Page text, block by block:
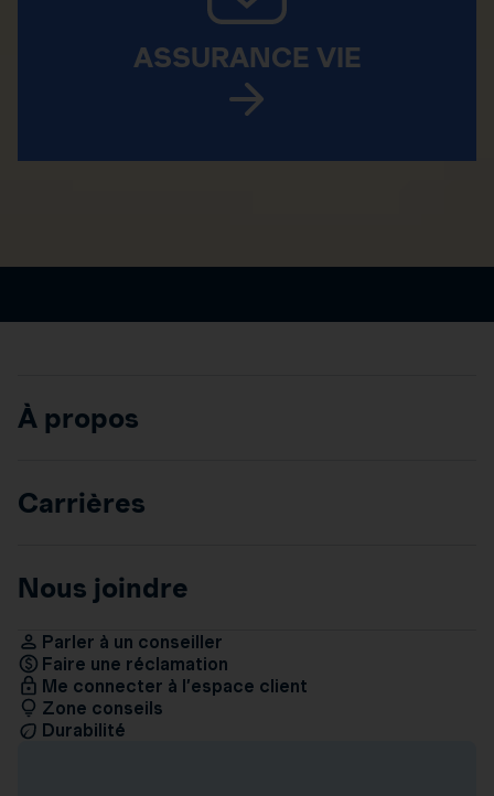
ASSURANCE VIE
À propos
Carrières
Nous joindre
Parler à un conseiller
Faire une réclamation
Me connecter à l’espace client
Zone conseils
Durabilité